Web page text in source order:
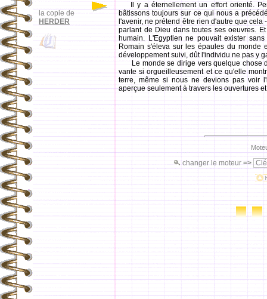
la copie de
HERDER
Il y a éternellement un effort orienté.
bâtissons toujours sur ce qui nous a
l'avenir, ne prétend être rien d'autre que
parlant de Dieu dans toutes ses oeuvres.
humain. L'Egyptien ne pouvait exister
Romain s'éleva sur les épaules du monde
développement suivi, dût l'individu ne pas y
Le monde se dirige vers quelque chose
vante si orgueilleusement et ce qu'elle
terre, même si nous ne devions pas voir
aperçue seulement à travers les ouvertures
changer le moteur =>